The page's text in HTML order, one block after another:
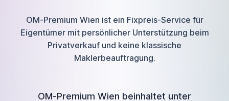
OM-Premium Wien ist ein Fixpreis-Service für
Eigentümer mit persönlicher Unterstützung beim
Privatverkauf und keine klassische
Maklerbeauftragung.
OM-Premium Wien beinhaltet unter